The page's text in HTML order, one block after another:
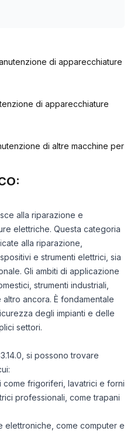
di apparecchiature
di apparecchiature
di altre macchine per
alla riparazione e
elettriche. Questa categoria
alla riparazione,
e strumenti elettrici, sia
Gli ambiti di applicazione
strumenti industriali,
ancora. È fondamentale
degli impianti e delle
settori.
si possono trovare
frigoriferi, lavatrici e forni
professionali, come trapani
elettroniche, come computer e